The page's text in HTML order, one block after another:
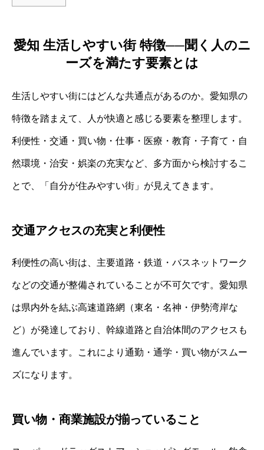
愛知 生活しやすい街 特徴──聞く人のニ
ーズを満たす要素とは
生活しやすい街にはどんな共通点があるのか。愛知県の
特徴を踏まえて、人が快適と感じる要素を整理します。
利便性・交通・買い物・仕事・医療・教育・子育て・自
然環境・治安・娯楽の充実など、多方面から検討するこ
とで、「自分が住みやすい街」が見えてきます。
交通アクセスの充実と利便性
利便性の高い街は、主要道路・鉄道・バスネットワーク
などの交通が整備されていることが不可欠です。愛知県
は県内外を結ぶ高速道路網（東名・名神・伊勢湾岸な
ど）が発達しており、幹線道路と自治体間のアクセスも
進んでいます。これにより通勤・通学・買い物がスムー
ズになります。
買い物・商業施設が揃っていること